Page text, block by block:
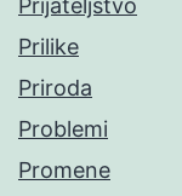
Prijateljstvo
Prilike
Priroda
Problemi
Promene